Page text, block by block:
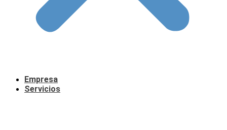
Empresa
Servicios